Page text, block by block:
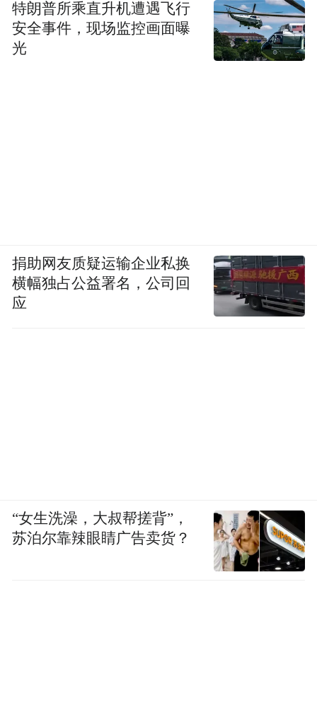
特朗普所乘直升机遭遇飞行
安全事件，现场监控画面曝
光
捐助网友质疑运输企业私换
横幅独占公益署名，公司回
应
“女生洗澡，大叔帮搓背”，
苏泊尔靠辣眼睛广告卖货？